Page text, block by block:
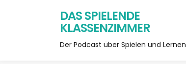
DAS SPIELENDE
KLASSENZIMMER
Der Podcast über Spielen und Lernen